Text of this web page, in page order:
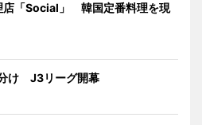
店「Social」 韓国定番料理を現
け J3リーグ開幕